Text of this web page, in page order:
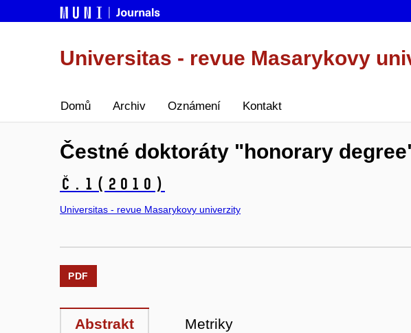
Universitas - revue Masarykovy
Domů Archiv Oznámení Kontakt
Čestné doktoráty "honorary
č.1 (2010)
Universitas - revue Masarykovy univerzity
PDF
Abstrakt Metriky